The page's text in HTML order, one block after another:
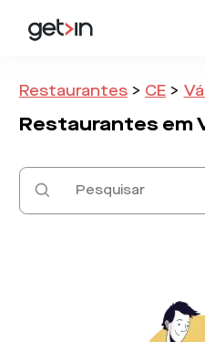
Restaurantes > CE >
Restaurantes em